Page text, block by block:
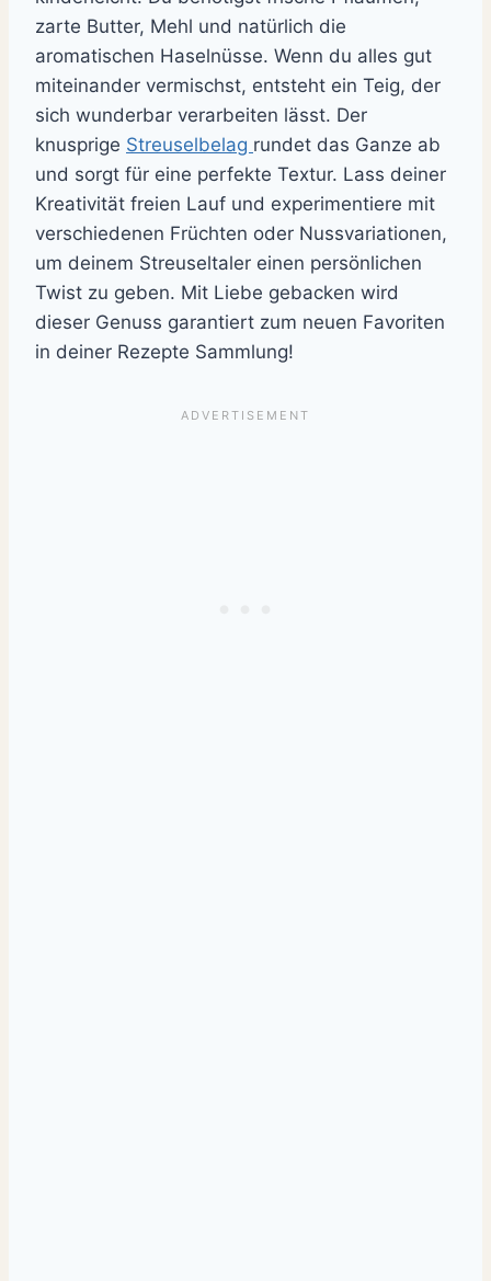
zarte Butter, Mehl und natürlich die
aromatischen Haselnüsse. Wenn du alles gut
miteinander vermischst, entsteht ein Teig, der
sich wunderbar verarbeiten lässt. Der
knusprige Streuselbelag rundet das Ganze ab
und sorgt für eine perfekte Textur. Lass deiner
Kreativität freien Lauf und experimentiere mit
verschiedenen Früchten oder Nussvariationen,
um deinem Streuseltaler einen persönlichen
Twist zu geben. Mit Liebe gebacken wird
dieser Genuss garantiert zum neuen Favoriten
in deiner Rezepte Sammlung!